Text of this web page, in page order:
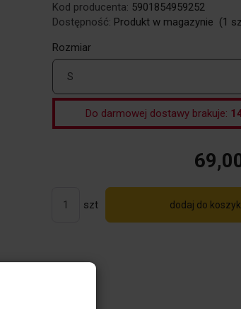
Kod producenta: 5901854959252
Dostępność: Produkt w magazynie (1
Rozmiar
S
Do darmowej dostawy brakuje:
szt dodaj do